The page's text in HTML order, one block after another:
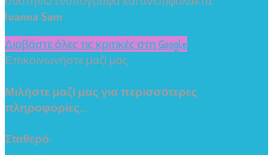
Ioanna Sam
Διαβάστε όλες τις κριτικές στη Google
Επικοινωνήστε μαζί μας
Μιλήστε μαζί μας για περισσότερες
πληροφορίες…
Σταθερό: